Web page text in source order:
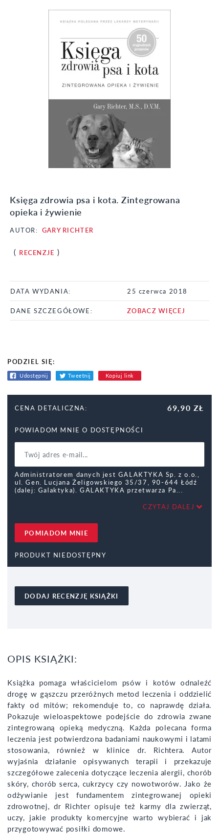
Księga zdrowia psa i kota. Zintegrowana
opieka i żywienie
AUTOR: GARY RICHTER
( RECENZJE )
DATA WYDANIA: 25 czerwca 2018
DANE SZCZEGÓŁOWE: ZOBACZ WIĘCEJ
PODZIEL SIĘ:
Udostępnij Tweetnij Kopiuj link
CENA DETALICZNA: 69,90 ZŁ
POWIADOM MNIE O DOSTĘPNOŚCI
Administratorem danych jest GALAKTYKA Sp. z o.o.,
ul. Gen. Lucjana Żeligowskiego 35/37, 90-644 Łódź
(dalej: Galaktyka). GALAKTYKA przetwarza Pa
CZYTAJ DALEJ
POMIADOM MNIE
PRODUKT NIEDOSTĘPNY
DODAJ RECENZJĘ KSIĄŻKI
OPIS KSIĄŻKI:
Książka pomaga właścicielom psów i kotów odnaleźć
drogę w gąszczu przeróżnych metod leczenia i oddzielić
fakty od mitów; rekomenduje to, co naprawdę działa.
Pokazuje wieloaspektowe podejście do zdrowia zwane
zintegrowaną opieką medyczną. Każda polecana forma
leczenia jest potwierdzona badaniami naukowymi i latami
stosowania, również w klinice dr. Richtera. Autor
wyjaśnia działanie opisywanych terapii i przekazuje
szczegółowe zalecenia dotyczące leczenia alergii, chorób
skóry, chorób serca, cukrzycy czy nowotworów. Jako że
odżywianie jest fundamentem zintegrowanej opieki
zdrowotnej, dr Richter opisuje też karmy dla zwierząt,
uczy, jakie produkty komercyjne warto wybierać i jak
przygotowywać posiłki domowe.